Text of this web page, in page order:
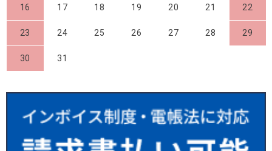
16 17 18 19 20 21 22
23 24 25 26 27 28 29
30 31